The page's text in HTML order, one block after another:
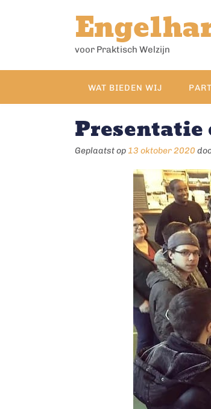
voor Praktisch Welzijn
WAT BIEDEN WIJ
Geplaatst op13 oktober 2020